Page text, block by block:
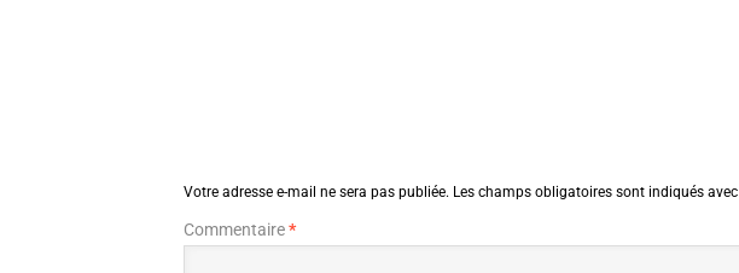
Votre adresse e-mail ne sera pas publiée. Les champs obligatoires sont indiqués avec
Commentaire*